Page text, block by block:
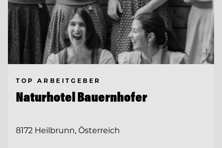
TOP ARBEITGEBER
Naturhotel Bauernhofer
8172 Heilbrunn, Österreich